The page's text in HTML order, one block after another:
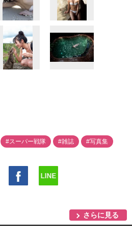
#スーパー戦隊 #雑誌 #写真集
さらに見る